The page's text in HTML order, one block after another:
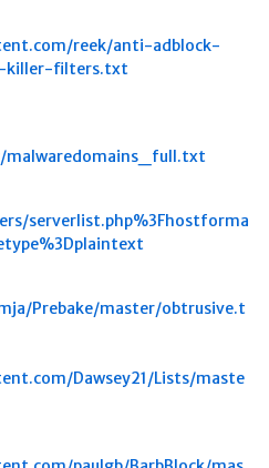
reek/anti-adblock-
killer-filters.txt
malwaredomains_full.txt
serverlist.php%3Fhostforma
Prebake/master/obtrusive.t
Dawsey21/Lists/maste